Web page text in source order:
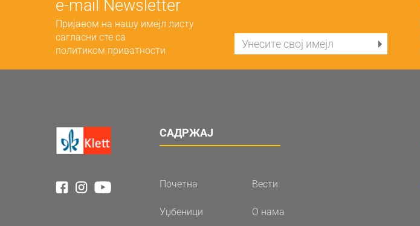
е-mail Newsletter
Пријавом на нашу имејл листу
сагласни сте са
политиком приватности
САДРЖАЈ
Почетна Вести
Уџбеници О нама